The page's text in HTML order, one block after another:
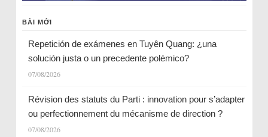
BÀI MỚI
Repetición de exámenes en Tuyên Quang: ¿una
solución justa o un precedente polémico?
07/08/2026
Révision des statuts du Parti : innovation pour s’adapter
ou perfectionnement du mécanisme de direction ?
07/08/2026